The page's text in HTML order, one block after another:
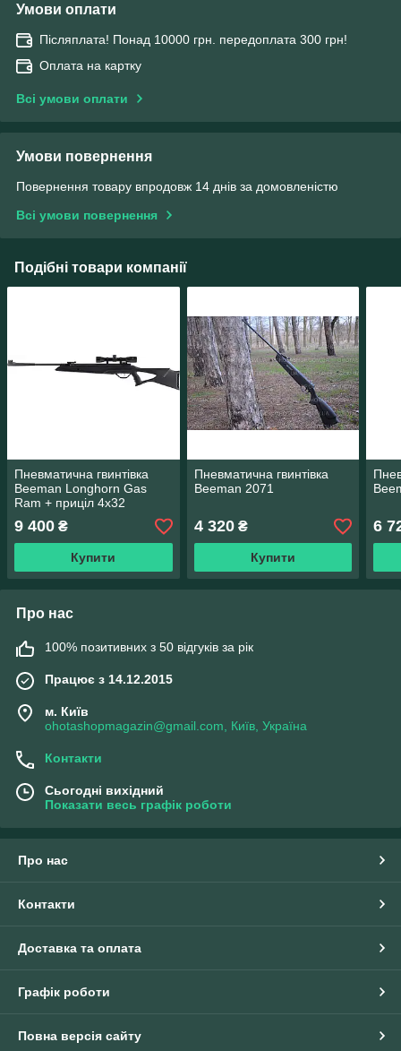
Умови оплати
Післяплата! Понад 10000 грн. передоплата 300 грн!
Оплата на картку
Всі умови оплати
Умови повернення
Повернення товару впродовж 14 днів за домовленістю
Всі умови повернення
Подібні товари компанії
Пневматична гвинтівка
Beeman Longhorn Gas
Ram + приціл 4х32
9 400 ₴
Купити
Пневматична гвинтівка
Beeman 2071
4 320₴
Купити
6
Про нас
100% позитивних з 50 відгуків за рік
Працює з 14.12.2015
м. Київ
ohotashopmagazin@gmail.com, Київ, Україна
Контакти
Сьогодні вихідний
Показати весь графік роботи
Про нас
Контакти
Доставка та оплата
Графік роботи
Повна версія сайту